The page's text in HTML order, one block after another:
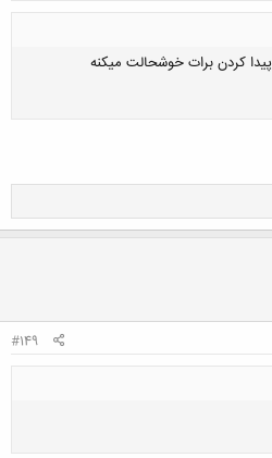
کردن برات خوشحالت میکنه
تا باز شود...
#149